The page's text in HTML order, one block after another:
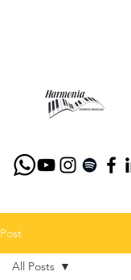
Post
All Posts